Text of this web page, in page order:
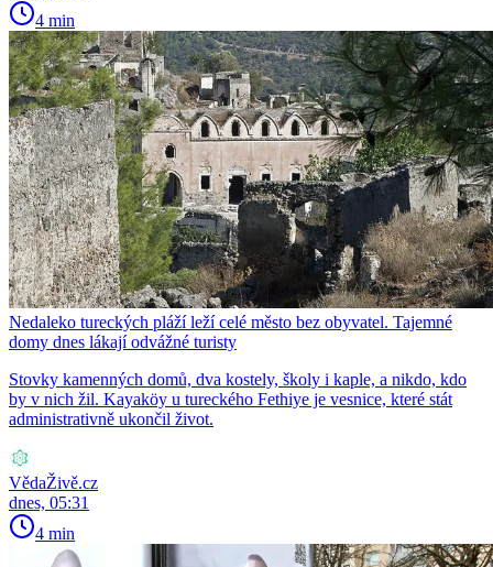
4 min
Nedaleko tureckých pláží leží celé město bez obyvatel. Tajemné
domy dnes lákají odvážné turisty
Stovky kamenných domů, dva kostely, školy i kaple, a nikdo, kdo
by v nich žil. Kayaköy u tureckého Fethiye je vesnice, které stát
administrativně ukončil život.
VědaŽivě.cz
dnes, 05:31
4 min